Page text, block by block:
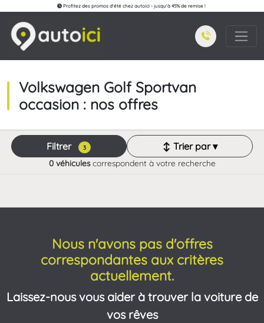
Profitez des promos d'été chez autoici - jusqu'à 45% de remise !
Volkswagen Golf Sportvan
occasion : nos offres
Filtrer 3 ↕ Trier par ▾
0 véhiculescorrespondent à votre recherche
Nous n'avons pas d'offres
correspondantes aux critères
actuellement.
Laissez-nous vous aider à trouver la voiture de
vos rêves